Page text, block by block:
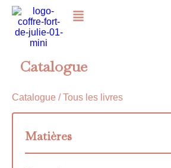
Catalogue
Catalogue / Tous les livres
Matières